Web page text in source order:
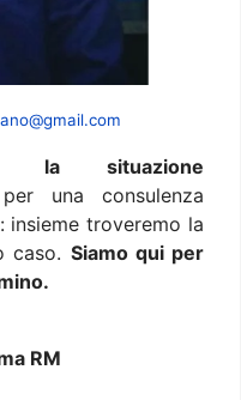
la situazione
una consulenza
insieme troveremo la
caso. Siamo qui per
RM